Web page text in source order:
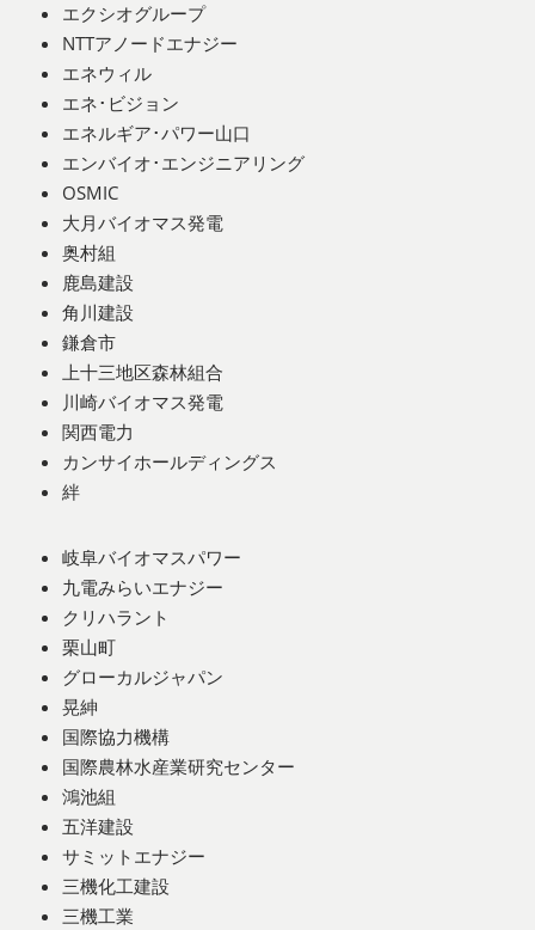
エクシオグループ
NTTアノードエナジー
エネウィル
エネ･ビジョン
エネルギア･パワー山口
エンバイオ･エンジニアリング
OSMIC
大月バイオマス発電
奥村組
鹿島建設
角川建設
鎌倉市
上十三地区森林組合
川崎バイオマス発電
関西電力
カンサイホールディングス
絆
岐阜バイオマスパワー
九電みらいエナジー
クリハラント
栗山町
グローカルジャパン
晃紳
国際協力機構
国際農林水産業研究センター
鴻池組
五洋建設
サミットエナジー
三機化工建設
三機工業